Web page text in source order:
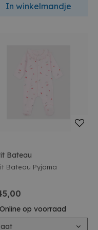
In winkelmandje
Bateau
Bateau Pyjama
Online op voorraad